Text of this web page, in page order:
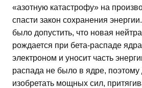
«азотную катастрофу» на
спасти закон сохранения
было допустить, что новая
рождается при бета-распаде
электроном и уносит часть
распада не было в ядре,
изобретать мощных сил,